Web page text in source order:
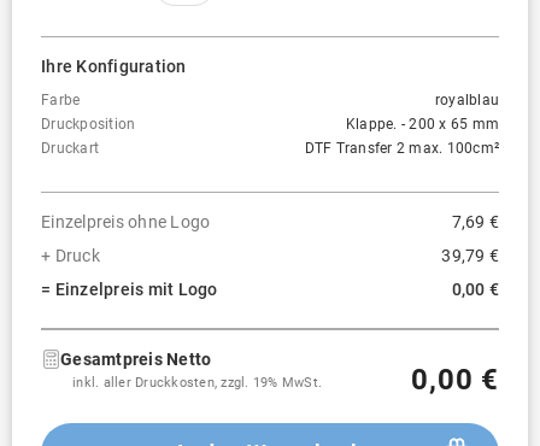
Ihre Konfiguration
Farbe
royalblau
Druckposition
Klappe. - 200 x 65 mm
Druckart
DTF Transfer 2 max. 100cm²
Einzelpreis ohne Logo
7,69 €
+ Druck
39,79 €
= Einzelpreis mit Logo
0,00 €
Gesamtpreis Netto
inkl. aller Druckkosten, zzgl. 19% MwSt. 0,00 €